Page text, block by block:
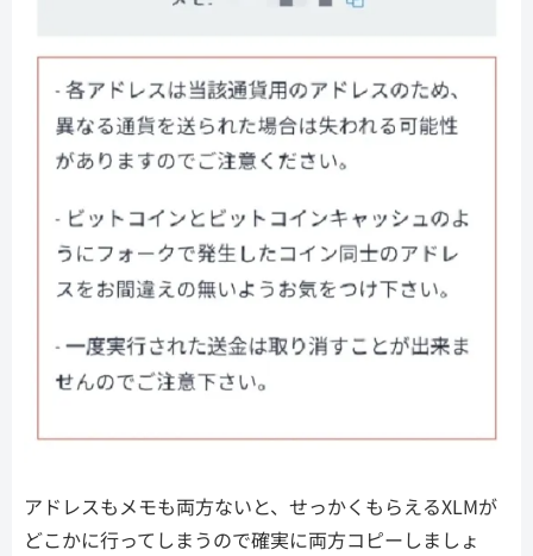
アドレスもメモも両方ないと、せっかくもらえるXLMが
どこかに行ってしまうので確実に両方コピーしましょ